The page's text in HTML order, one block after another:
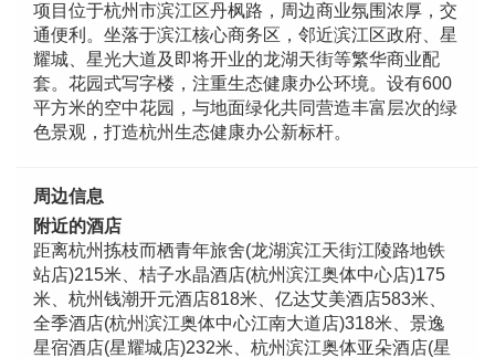
项目位于杭州市滨江区丹枫路，周边商业氛围浓厚，交
通便利。坐落于滨江核心商务区，邻近滨江区政府、星
耀城、星光大道及即将开业的龙湖天街等繁华商业配
套。花园式写字楼，注重生态健康办公环境。设有600
平方米的空中花园，与地面绿化共同营造丰富层次的绿
色景观，打造杭州生态健康办公新标杆。
周边信息
附近的酒店
距离杭州拣枝而栖青年旅舍(龙湖滨江天街江陵路地铁
站店)215米、桔子水晶酒店(杭州滨江奥体中心店)175
米、杭州钱潮开元酒店818米、亿达艾美酒店583米、
全季酒店(杭州滨江奥体中心江南大道店)318米、景逸
星宿酒店(星耀城店)232米、杭州滨江奥体亚朵酒店(星